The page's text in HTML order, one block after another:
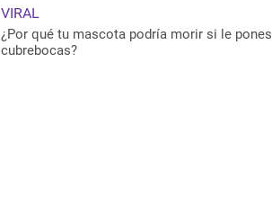
VIRAL
¿Por qué tu mascota podría morir si le pones
cubrebocas?